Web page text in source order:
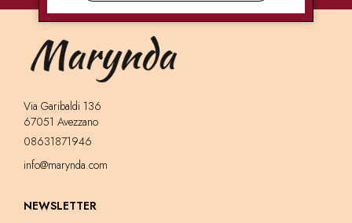
Via Garibaldi 136
67051 Avezzano
08631871946
info@marynda.com
NEWSLETTER